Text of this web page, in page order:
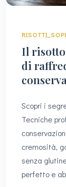
Il
di
Scopri i
Tecniche
cremosità,
senza
perfetto e